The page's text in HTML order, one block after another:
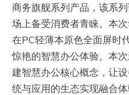
商务旗舰系列产品，该系
场上备受消费者青睐。本
在PC轻薄本原色全面屏时
惊艳的智慧办公体验。本
建智慧办公核心概念，让
统与应用的生态实现融合